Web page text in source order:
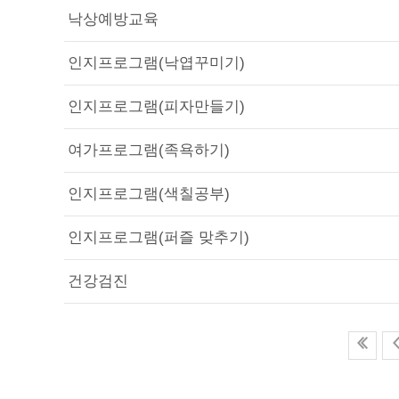
낙상예방교육
인지프로그램(낙엽꾸미기)
인지프로그램(피자만들기)
여가프로그램(족욕하기)
인지프로그램(색칠공부)
인지프로그램(퍼즐 맞추기)
건강검진